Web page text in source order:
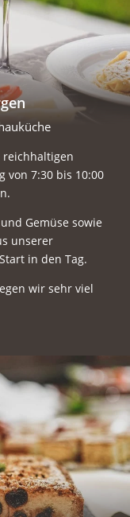
reichhaltigen
von 7:30 bis 10:00
Gemüse sowie
unserer
in den Tag.
wir sehr viel